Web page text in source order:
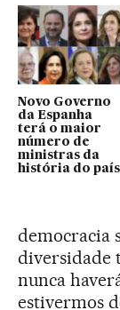
Novo Governo
da Espanha
terá o maior
número de
ministras da
história do país
democracia
diversidade
nunca
estivermos